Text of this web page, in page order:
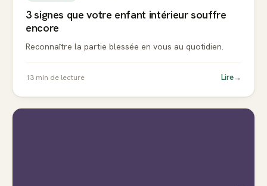
3 signes que votre enfant intérieur souffre
encore
Reconnaître la partie blessée en vous au quotidien.
13 min de lecture Lire→